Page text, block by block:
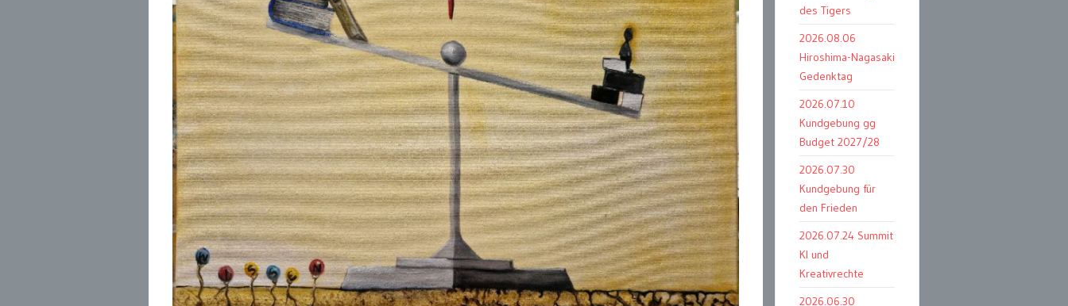
des Tigers
2026.08.06
Hiroshima-Nagasaki
Gedenktag
2026.07.10
Kundgebung gg
Budget 2027/28
2026.07.30
Kundgebung für
den Frieden
2026.07.24 Summit
KI und
Kreativrechte
2026.06.30